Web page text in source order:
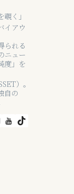
く」
イアウ
られる
ニュー
度」を
）。
自の